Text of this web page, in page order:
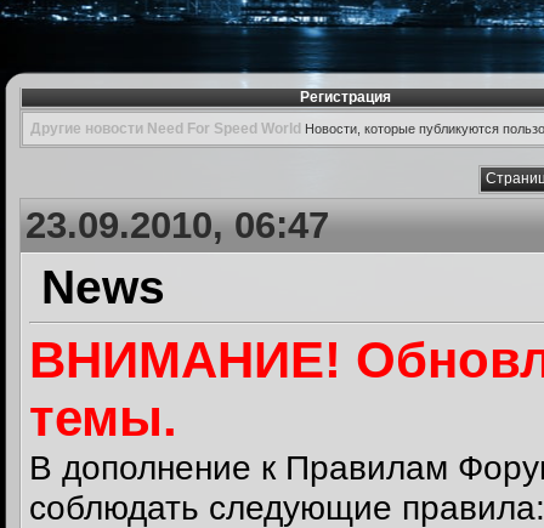
Регистрация
Другие новости Need For Speed World Новости, которые публикуются
23.09.2010, 06:47
News
ВНИМАНИЕ!
темы.
В дополнение к Правилам
соблюдать следующие правила: